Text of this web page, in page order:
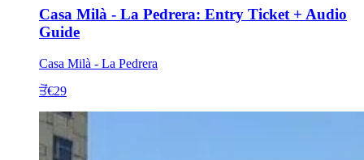
Casa Milà - La Pedrera: Entry Ticket + Audio
Guide
Casa Milà - La Pedrera
ਤੋਂ€29